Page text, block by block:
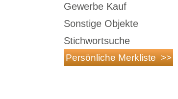
Gewerbe Kauf
Sonstige Objekte
Stichwortsuche